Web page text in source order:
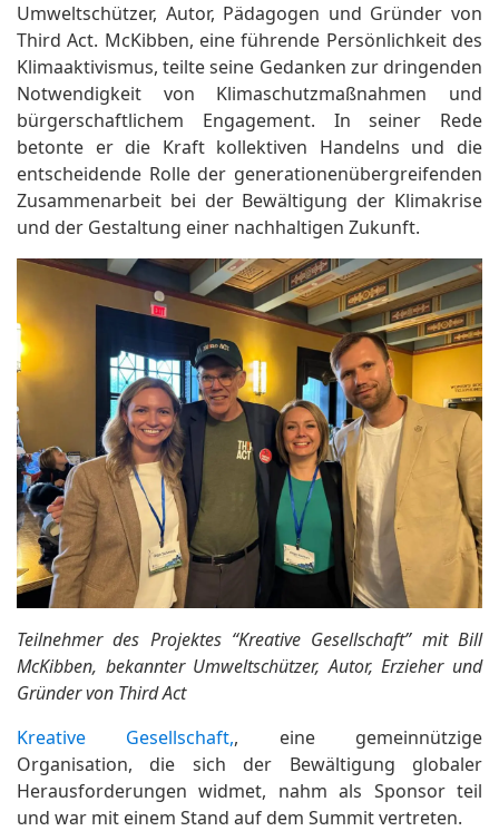
Umweltschützer, Autor, Pädagogen und Gründer von
Third Act. McKibben, eine führende Persönlichkeit des
Klimaaktivismus, teilte seine Gedanken zur dringenden
Notwendigkeit von Klimaschutzmaßnahmen und
bürgerschaftlichem Engagement. In seiner Rede
betonte er die Kraft kollektiven Handelns und die
entscheidende Rolle der generationenübergreifenden
Zusammenarbeit bei der Bewältigung der Klimakrise
und der Gestaltung einer nachhaltigen Zukunft.
Teilnehmer des Projektes “Kreative Gesellschaft” mit Bill
McKibben, bekannter Umweltschützer, Autor, Erzieher und
Gründer von Third Act
Kreative Gesellschaft,, eine gemeinnützige
Organisation, die sich der Bewältigung globaler
Herausforderungen widmet, nahm als Sponsor teil
und war mit einem Stand auf dem Summit vertreten.